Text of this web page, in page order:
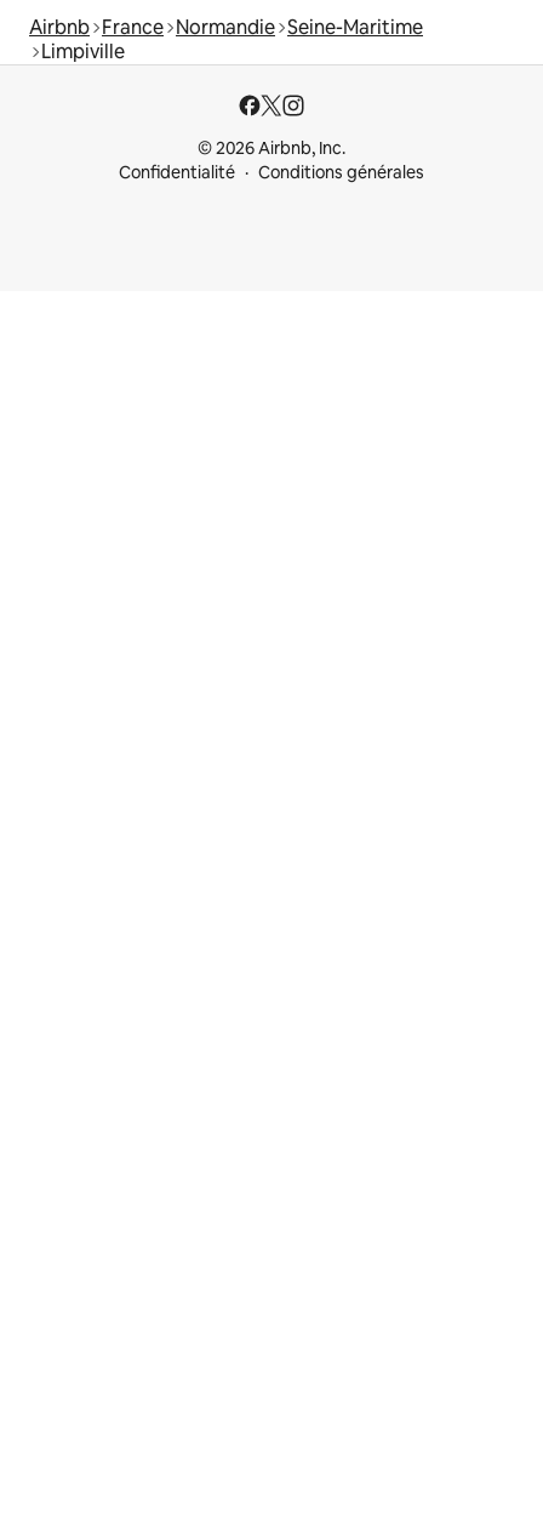
Airbnb France Normandie Seine-Maritime
Limpiville
© 2026 Airbnb, Inc.
Confidentialité
Conditions générales